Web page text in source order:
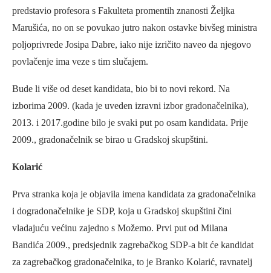
predstavio profesora s Fakulteta promentih znanosti Željka
Marušića, no on se povukao jutro nakon ostavke bivšeg ministra
poljoprivrede Josipa Dabre, iako nije izričito naveo da njegovo
povlačenje ima veze s tim slučajem.
Bude li više od deset kandidata, bio bi to novi rekord. Na
izborima 2009. (kada je uveden izravni izbor gradonačelnika),
2013. i 2017.godine bilo je svaki put po osam kandidata. Prije
2009., gradonačelnik se birao u Gradskoj skupštini.
Kolarić
Prva stranka koja je objavila imena kandidata za gradonačelnika
i dogradonačelnike je SDP, koja u Gradskoj skupštini čini
vladajuću većinu zajedno s Možemo. Prvi put od Milana
Bandića 2009., predsjednik zagrebačkog SDP-a bit će kandidat
za zagrebačkog gradonačelnika, to je Branko Kolarić, ravnatelj